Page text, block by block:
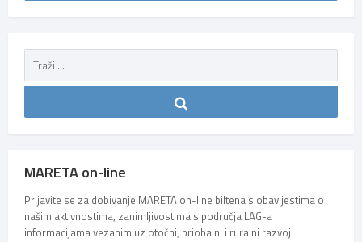
MARETA on-line
Prijavite se za dobivanje MARETA on-line biltena s obavijestima o
našim aktivnostima, zanimljivostima s područja LAG-a
informacijama vezanim uz otočni, priobalni i ruralni razvoj